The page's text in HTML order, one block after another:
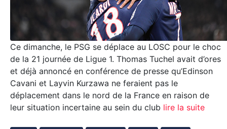
Ce dimanche, le PSG se déplace au LOSC pour le choc
de la 21 journée de Ligue 1. Thomas Tuchel avait d’ores
et déjà annoncé en conférence de presse qu’Edinson
Cavani et Layvin Kurzawa ne feraient pas le
déplacement dans le nord de la France en raison de
leur situation incertaine au sein du club lire la suite